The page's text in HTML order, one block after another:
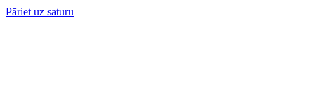
Pāriet uz saturu